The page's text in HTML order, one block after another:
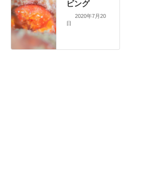
ビング
2020年7月20
日